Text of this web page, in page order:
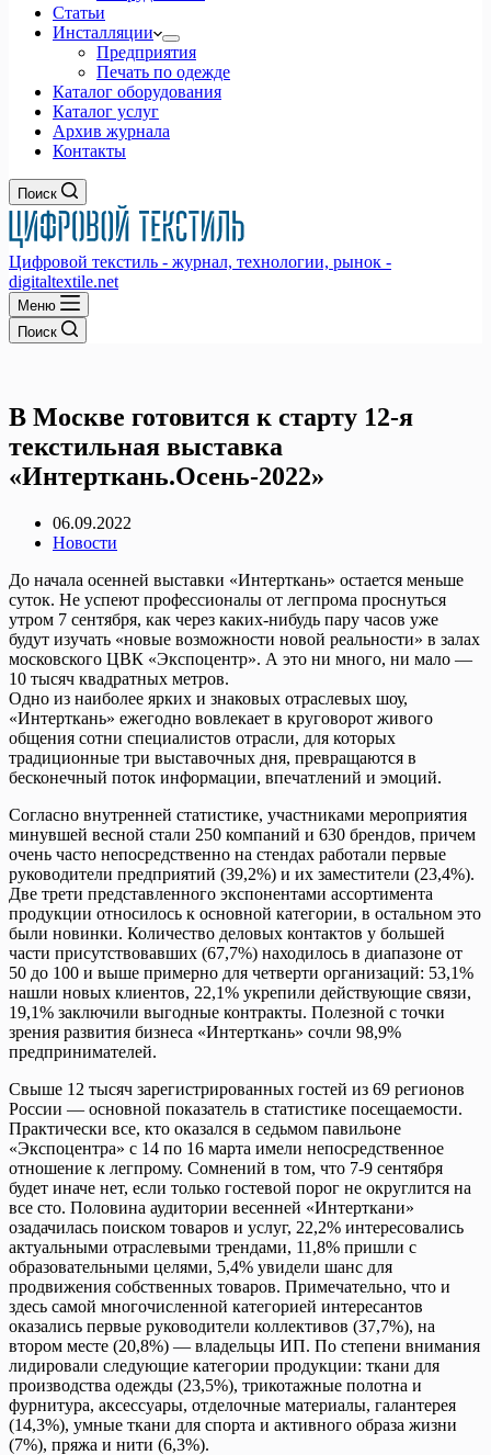
Статьи
Инсталляции
Предприятия
Печать по одежде
Каталог оборудования
Каталог услуг
Архив журнала
Контакты
Поиск
Цифровой текстиль - журнал, технологии, рынок -
digitaltextile.net
Меню
Поиск
В Москве готовится к старту 12-я
текстильная выставка
«Интерткань.Осень-2022»
06.09.2022
Новости
До начала осенней выставки «Интерткань» остается меньше
суток. Не успеют профессионалы от легпрома проснуться
утром 7 сентября, как через каких-нибудь пару часов уже
будут изучать «новые возможности новой реальности» в залах
московского ЦВК «Экспоцентр». А это ни много, ни мало —
10 тысяч квадратных метров.
Одно из наиболее ярких и знаковых отраслевых шоу,
«Интерткань» ежегодно вовлекает в круговорот живого
общения сотни специалистов отрасли, для которых
традиционные три выставочных дня, превращаются в
бесконечный поток информации, впечатлений и эмоций.
Согласно внутренней статистике, участниками мероприятия
минувшей весной стали 250 компаний и 630 брендов, причем
очень часто непосредственно на стендах работали первые
руководители предприятий (39,2%) и их заместители (23,4%).
Две трети представленного экспонентами ассортимента
продукции относилось к основной категории, в остальном это
были новинки. Количество деловых контактов у большей
части присутствовавших (67,7%) находилось в диапазоне от
50 до 100 и выше примерно для четверти организаций: 53,1%
нашли новых клиентов, 22,1% укрепили действующие связи,
19,1% заключили выгодные контракты. Полезной с точки
зрения развития бизнеса «Интерткань» сочли 98,9%
предпринимателей.
Свыше 12 тысяч зарегистрированных гостей из 69 регионов
России — основной показатель в статистике посещаемости.
Практически все, кто оказался в седьмом павильоне
«Экспоцентра» с 14 по 16 марта имели непосредственное
отношение к легпрому. Сомнений в том, что 7-9 сентября
будет иначе нет, если только гостевой порог не округлится на
все сто. Половина аудитории весенней «Интерткани»
озадачилась поиском товаров и услуг, 22,2% интересовались
актуальными отраслевыми трендами, 11,8% пришли с
образовательными целями, 5,4% увидели шанс для
продвижения собственных товаров. Примечательно, что и
здесь самой многочисленной категорией интересантов
оказались первые руководители коллективов (37,7%), на
втором месте (20,8%) — владельцы ИП. По степени внимания
лидировали следующие категории продукции: ткани для
производства одежды (23,5%), трикотажные полотна и
фурнитура, аксессуары, отделочные материалы, галантерея
(14,3%), умные ткани для спорта и активного образа жизни
(7%), пряжа и нити (6,3%).